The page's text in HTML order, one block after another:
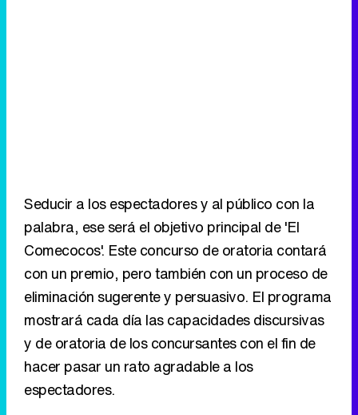
Seducir a los espectadores y al público con la
palabra, ese será el objetivo principal de 'El
Comecocos'. Este concurso de oratoria contará
con un premio, pero también con un proceso de
eliminación sugerente y persuasivo. El programa
mostrará cada día las capacidades discursivas
y de oratoria de los concursantes con el fin de
hacer pasar un rato agradable a los
espectadores.